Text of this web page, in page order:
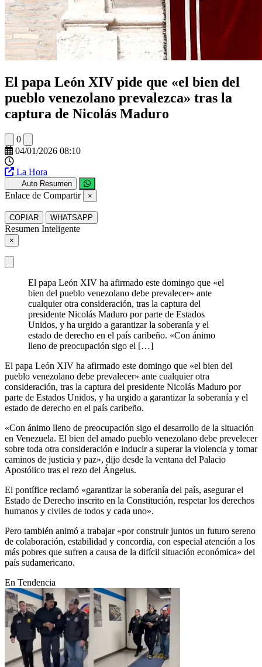
El papa León XIV pide que «el bien del
pueblo venezolano prevalezca» tras la
captura de Nicolás Maduro
0
04/01/2026 08:10
La Hora
Auto Resumen
Enlace de Compartir ×
COPIAR WHATSAPP
Resumen Inteligente
×
El papa León XIV ha afirmado este domingo que «el
bien del pueblo venezolano debe prevalecer» ante
cualquier otra consideración, tras la captura del
presidente Nicolás Maduro por parte de Estados
Unidos, y ha urgido a garantizar la soberanía y el
estado de derecho en el país caribeño. «Con ánimo
lleno de preocupación sigo el […]
El papa León XIV ha afirmado este domingo que «el bien del
pueblo venezolano debe prevalecer» ante cualquier otra
consideración, tras la captura del presidente Nicolás Maduro por
parte de Estados Unidos, y ha urgido a garantizar la soberanía y el
estado de derecho en el país caribeño.
«Con ánimo lleno de preocupación sigo el desarrollo de la situación
en Venezuela. El bien del amado pueblo venezolano debe prevelecer
sobre toda otra consideración e inducir a superar la violencia y tomar
caminos de justicia y paz», dijo desde la ventana del Palacio
Apostólico tras el rezo del Ángelus.
El pontífice reclamó «garantizar la soberanía del país, asegurar el
Estado de Derecho inscrito en la Constitución, respetar los derechos
humanos y civiles de todos y cada uno».
Pero también animó a trabajar «por construir juntos un futuro sereno
de colaboración, estabilidad y concordia, con especial atención a los
más pobres que sufren a causa de la difícil situación económica» del
país sudamericano.
En Tendencia